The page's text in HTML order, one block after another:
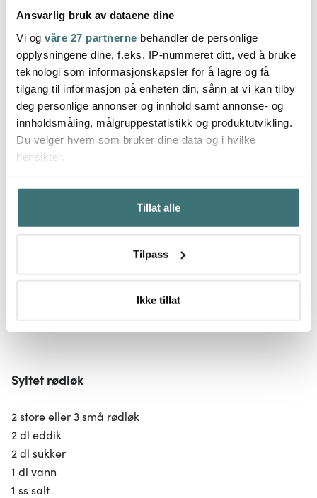
Ansvarlig bruk av dataene dine
Vi og våre 27 partnerne behandler de personlige
opplysningene dine, f.eks. IP-nummeret ditt, ved å bruke
teknologi som informasjonskapsler for å lagre og få
tilgang til informasjon på enheten din, sånn at vi kan tilby
deg personlige annonser og innhold samt annonse- og
innholdsmåling, målgruppestatistikk og produktutvikling.
Du velger hvem som bruker dine data og i hvilke
hensikter.
Hvis du gir oss lov, vil vi også gjerne:
Innhente informasjon om den geografiske
beliggenheten din, som kan være nøyaktig innenfor
Identifisere enheten din ved å aktivt skanne den for
kan du lese om hvordan dine personlige
brukes. Du kan hele tiden endre eller trekke tilbake ditt
Vi bruker informasjonskapsler for å gi innhold og
mediefunksjoner og for å analysere trafikken vår. Vi deler
dessuten informasjon om hvordan du bruker nettstedet
vårt, med partnerne våre innen sosiale medier,
annonsering og analysearbeid, som kan kombinere den
med annen informasjon du har gjort tilgjengelig for dem,
Tillat alle
Tilpass
Ikke tillat
Syltet rødløk
2 store eller 3 små rødløk
2 dl eddik
2 dl sukker
1 dl vann
1 ss salt